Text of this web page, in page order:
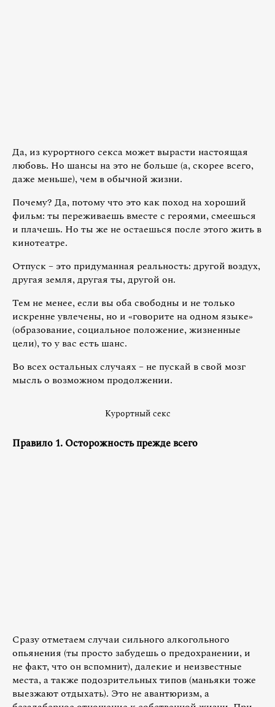
Да, из курортного секса может вырасти настоящая
любовь. Но шансы на это не больше (а, скорее всего,
даже меньше), чем в обычной жизни.
Почему? Да, потому что это как поход на хороший
фильм: ты переживаешь вместе с героями, смеешься
и плачешь. Но ты же не остаешься после этого жить в
кинотеатре.
Отпуск – это придуманная реальность: другой воздух,
другая земля, другая ты, другой он.
Тем не менее, если вы оба свободны и не только
искренне увлечены, но и «говорите на одном языке»
(образование, социальное положение, жизненные
цели), то у вас есть шанс.
Во всех остальных случаях – не пускай в свой мозг
мысль о возможном продолжении.
Курортный секс
Правило 1. Осторожность прежде всего
Сразу отметаем случаи сильного алкогольного
опьянения (ты просто забудешь о предохранении, и
не факт, что он вспомнит), далекие и неизвестные
места, а также подозрительных типов (маньяки тоже
выезжают отдыхать). Это не авантюризм, а